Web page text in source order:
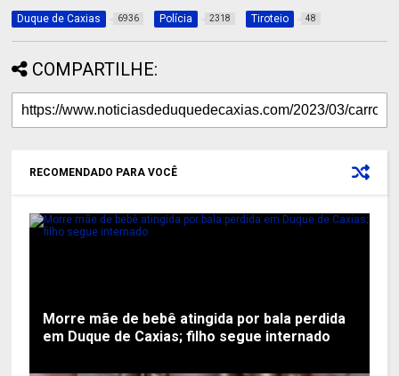
Duque de Caxias 6936 Polícia 2318 Tiroteio 48
COMPARTILHE:
RECOMENDADO PARA VOCÊ
Morre mãe de bebê atingida por bala perdida
em Duque de Caxias; filho segue internado